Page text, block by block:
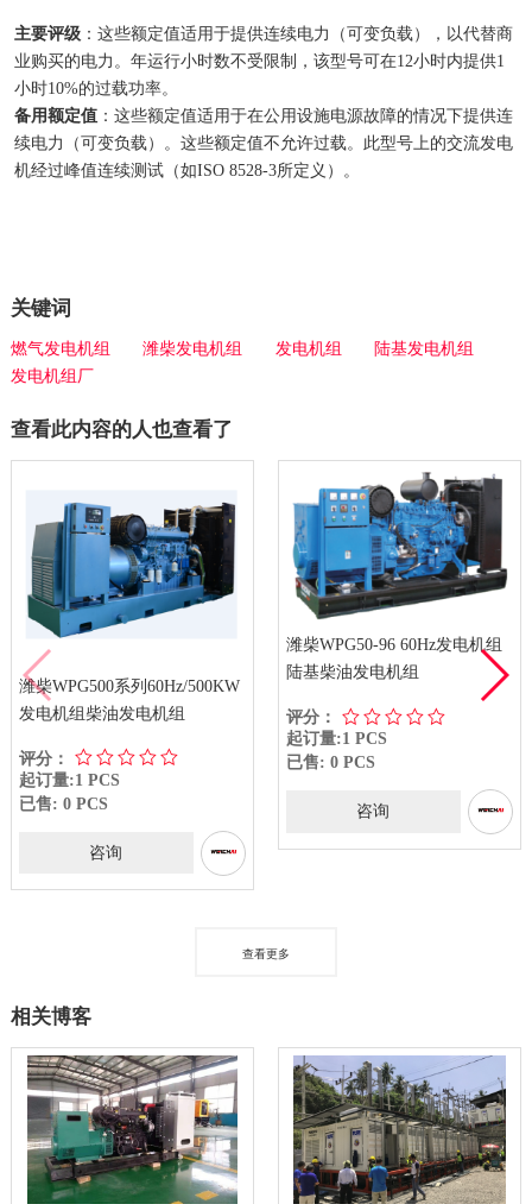
主要评级：这些额定值适用于提供连续电力（可变负载），以代替商
业购买的电力。年运行小时数不受限制，该型号可在12小时内提供1
小时10%的过载功率。
备用额定值：这些额定值适用于在公用设施电源故障的情况下提供连
续电力（可变负载）。这些额定值不允许过载。此型号上的交流发电
机经过峰值连续测试（如ISO 8528-3所定义）。
关键词
燃气发电机组 潍柴发电机组 发电机组
陆基发电机组
发电机组厂
查看此内容的人也查看了
潍柴WPG50-96 60Hz发电机组
评分：
已售: 0 PCS
潍柴发电机组WPG500-
电机组
评分：
起订量:1 PCS
已售: 0 PCS
查看更多
相关博客